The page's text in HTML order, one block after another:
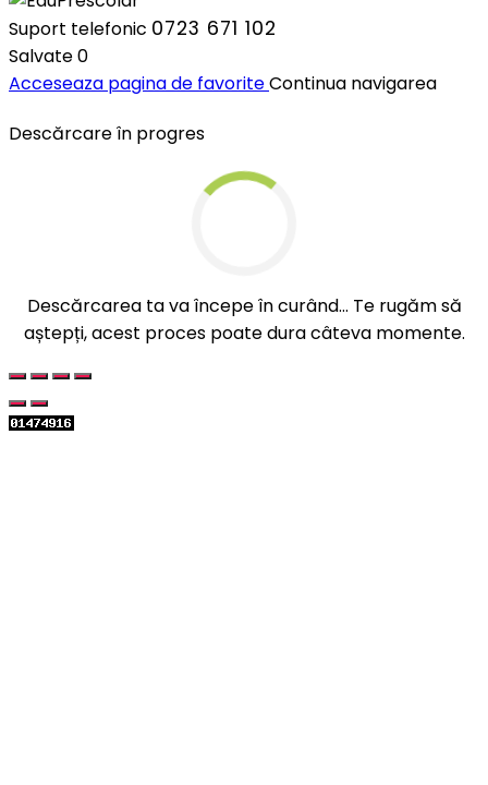
Suport telefonic 0723 671 102
Salvate0
Acceseaza pagina de favoriteContinua navigarea
Descărcare în progres
Descărcarea ta va începe în curând... Te rugăm să
aștepți, acest proces poate dura câteva momente.